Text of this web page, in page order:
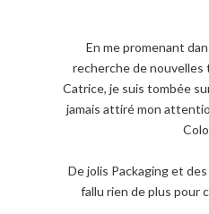
En me promenant
recherche de nouvelles
Catrice, je suis tombée
jamais attiré mon
De jolis Packaging et
fallu rien de plus pour